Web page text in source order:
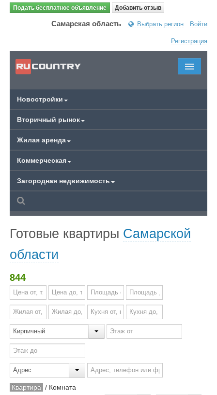
Подать бесплатное объявление Добавить отзыв
Самарская область Выбрать регион Войти
Регистрация
Новостройки
Вторичный рынок
Жилая аренда
Коммерческая
Загородная недвижимость
Готовые квартиры Самарской
области
844
Квартира / Комната